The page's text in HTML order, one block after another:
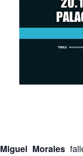
Miguel Morales